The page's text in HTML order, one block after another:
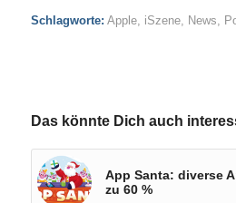
Schlagworte: Apple, iSzene, News
Das könnte Dich auch
App Santa: diverse
zu 60 %